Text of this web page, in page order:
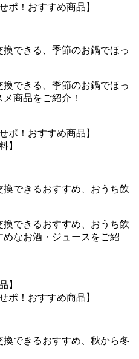
ポ！おすすめ商品】
できる、季節のお鍋でほっ
できる、季節のお鍋でほっ
商品をご紹介！
ポ！おすすめ商品】
】
できるおすすめ、おうち飲
できるおすすめ、おうち飲
なお酒・ジュースをご紹
】
ポ！おすすめ商品】
できるおすすめ、秋から冬